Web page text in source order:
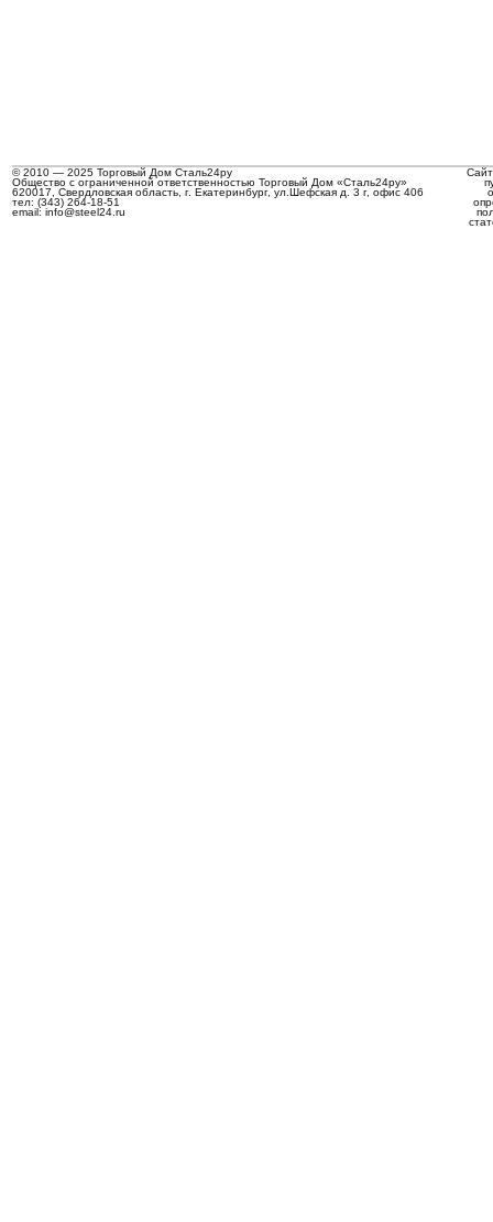
© 2010 — 2025 Торговый Дом Сталь24ру
Общество с ограниченной ответственностью Торговый Дом «Сталь24ру»
620017, Свердловская область, г. Екатеринбург, ул.Шефская д. 3 г, офис 406
тел: (343) 264-18-51
email: info@steel24.ru